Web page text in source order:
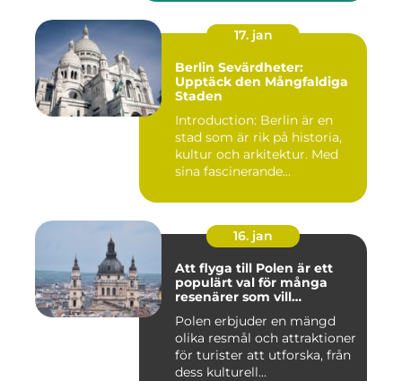
17. jan
Berlin Sevärdheter:
Upptäck den Mångfaldiga
Staden
Introduction: Berlin är en
stad som är rik på historia,
kultur och arkitektur. Med
sina fascinerande...
16. jan
Att flyga till Polen är ett
populärt val för många
resenärer som vill
och dess rika historia
Polen erbjuder en mängd
olika resmål och attraktioner
för turister att utforska, från
dess kulturell...